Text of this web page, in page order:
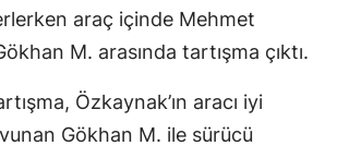
araç içinde Mehmet
M. arasında tartışma çıktı.
Özkaynak’ın aracı iyi
Gökhan M. ile sürücü